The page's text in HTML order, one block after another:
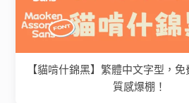
【貓啃什錦黑】繁體中文字型，
質感爆棚！